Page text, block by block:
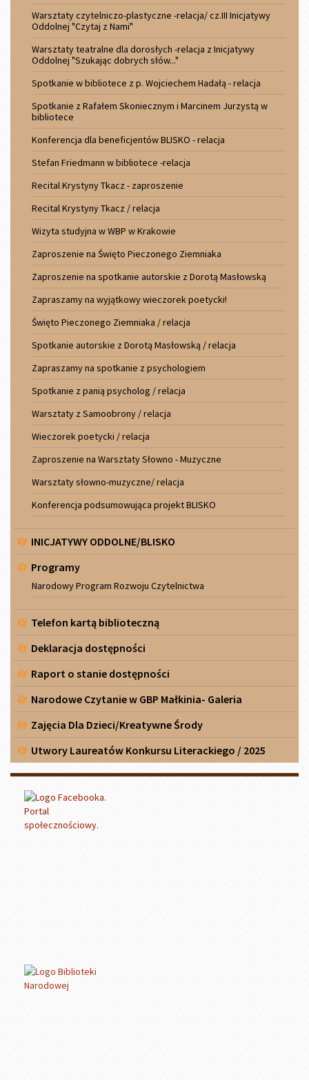
Warsztaty czytelniczo-plastyczne -relacja/ cz.III Inicjatywy
Oddolnej "Czytaj z Nami"
Warsztaty teatralne dla dorosłych -relacja z Inicjatywy
Oddolnej "Szukając dobrych słów..."
Spotkanie w bibliotece z p. Wojciechem Hadałą - relacja
Spotkanie z Rafałem Skoniecznym i Marcinem Jurzystą w
bibliotece
Konferencja dla beneficjentów BLISKO - relacja
Stefan Friedmann w bibliotece -relacja
Recital Krystyny Tkacz - zaproszenie
Recital Krystyny Tkacz / relacja
Wizyta studyjna w WBP w Krakowie
Zaproszenie na Święto Pieczonego Ziemniaka
Zaproszenie na spotkanie autorskie z Dorotą Masłowską
Zapraszamy na wyjątkowy wieczorek poetycki!
Święto Pieczonego Ziemniaka / relacja
Spotkanie autorskie z Dorotą Masłowską / relacja
Zapraszamy na spotkanie z psychologiem
Spotkanie z panią psycholog / relacja
Warsztaty z Samoobrony / relacja
Wieczorek poetycki / relacja
Zaproszenie na Warsztaty Słowno - Muzyczne
Warsztaty słowno-muzyczne/ relacja
Konferencja podsumowująca projekt BLISKO
INICJATYWY ODDOLNE/BLISKO
Programy
Narodowy Program Rozwoju Czytelnictwa
Telefon kartą biblioteczną
Deklaracja dostępności
Raport o stanie dostępności
Narodowe Czytanie w GBP Małkinia- Galeria
Zajęcia Dla Dzieci/Kreatywne Środy
Utwory Laureatów Konkursu Literackiego / 2025